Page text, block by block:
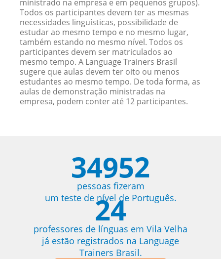
ministrado na empresa e em pequenos grupos).
Todos os participantes devem ter as mesmas
necessidades linguísticas, possibilidade de
estudar ao mesmo tempo e no mesmo lugar,
também estando no mesmo nível. Todos os
participantes devem ser matriculados ao
mesmo tempo. A Language Trainers Brasil
sugere que aulas devem ter oito ou menos
estudantes ao mesmo tempo. De toda forma, as
aulas de demonstração ministradas na
empresa, podem conter até 12 participantes.
34952
pessoas fizeram
um teste de nível de Português.
24
professores de línguas em Vila Velha
já estão registrados na Language
Trainers Brasil.